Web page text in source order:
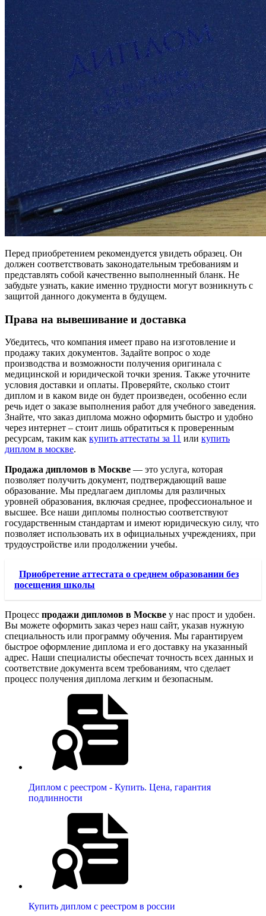
Перед приобретением рекомендуется увидеть образец. Он
должен соответствовать законодательным требованиям и
представлять собой качественно выполненный бланк. Не
забудьте узнать, какие именно трудности могут возникнуть с
защитой данного документа в будущем.
Права на вывешивание и доставка
Убедитесь, что компания имеет право на изготовление и
продажу таких документов. Задайте вопрос о ходе
производства и возможности получения оригинала с
медицинской и юридической точки зрения. Также уточните
условия доставки и оплаты. Проверяйте, сколько стоит
диплом и в каком виде он будет произведен, особенно если
речь идет о заказе выполнения работ для учебного заведения.
Знайте, что заказ диплома можно оформить быстро и удобно
через интернет – стоит лишь обратиться к проверенным
ресурсам, таким как купить аттестаты за 11 или купить
диплом в москве.
Продажа дипломов в Москве — это услуга, которая
позволяет получить документ, подтверждающий ваше
образование. Мы предлагаем дипломы для различных
уровней образования, включая среднее, профессиональное и
высшее. Все наши дипломы полностью соответствуют
государственным стандартам и имеют юридическую силу, что
позволяет использовать их в официальных учреждениях, при
трудоустройстве или продолжении учебы.
Приобретение аттестата о среднем образовании без
посещения школы
Процесс продажи дипломов в Москве у нас прост и удобен.
Вы можете оформить заказ через наш сайт, указав нужную
специальность или программу обучения. Мы гарантируем
быстрое оформление диплома и его доставку на указанный
адрес. Наши специалисты обеспечат точность всех данных и
соответствие документа всем требованиям, что сделает
процесс получения диплома легким и безопасным.
Диплом с реестром - Купить. Цена, гарантия
подлинности
Купить диплом с реестром в россии